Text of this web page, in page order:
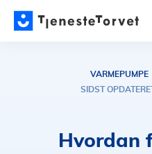
VARMEPUMPE
SIDST
Hvordan